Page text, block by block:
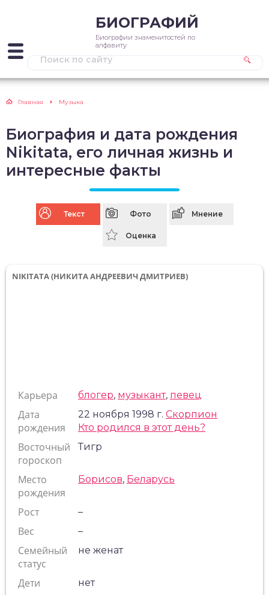
БИОГРАФИЙ
Биографии знаменитостей по
алфавиту
Главная Музыка
Биография и дата рождения
Nikitata, его личная жизнь и
интересные факты
Текст Фото Мнение
Оценка
NIKITATA (НИКИТА АНДРЕЕВИЧ ДМИТРИЕВ)
Карьера блогер, музыкант, певец
Дата
рождения
22 ноября 1998 г. Скорпион
Кто родился в этот день?
Восточный
гороскоп
Тигр
Место
рождения
Борисов, Беларусь
Рост –
Вес –
Семейный
статус
не женат
Дети нет